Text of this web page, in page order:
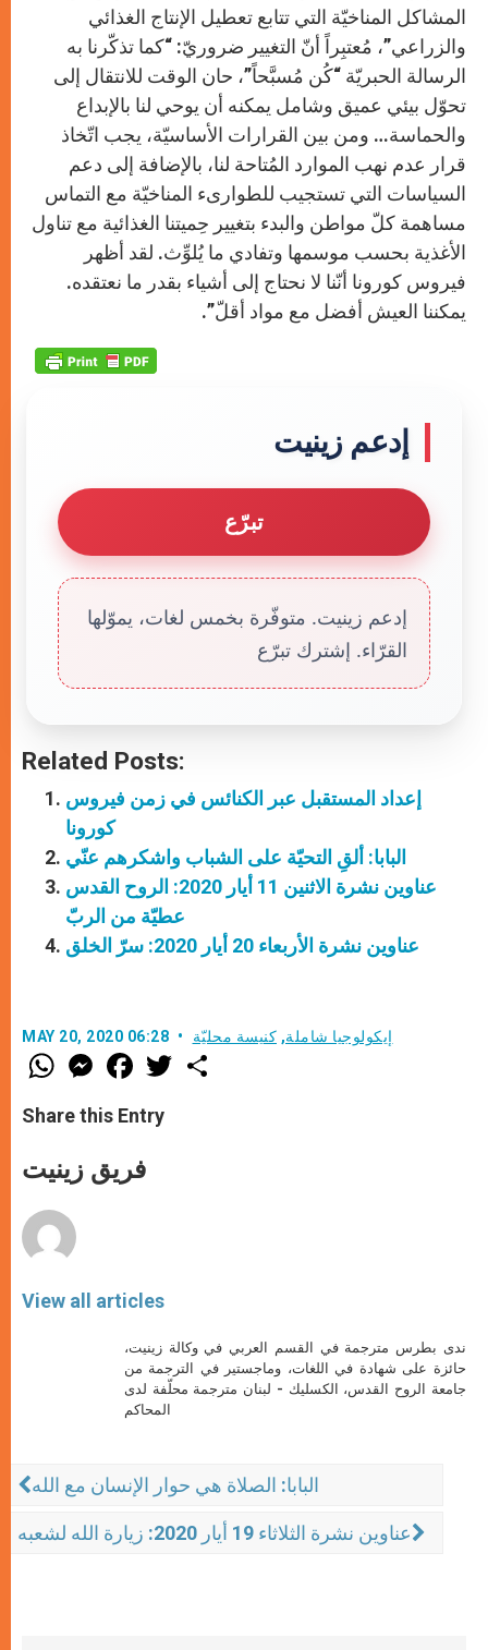
المشاكل المناخيّة التي تتابع تعطيل الإنتاج الغذائي
والزراعي”، مُعتبِراً أنّ التغيير ضروريّ: “كما تذكّرنا به
الرسالة الحبريّة “كُن مُسبَّحاً”، حان الوقت للانتقال إلى
تحوّل بيئي عميق وشامل يمكنه أن يوحي لنا بالإبداع
والحماسة… ومن بين القرارات الأساسيّة، يجب اتّخاذ
قرار عدم نهب الموارد المُتاحة لنا، بالإضافة إلى دعم
السياسات التي تستجيب للطوارىء المناخيّة مع التماس
مساهمة كلّ مواطن والبدء بتغيير حِميتنا الغذائية مع تناول
الأغذية بحسب موسمها وتفادي ما يُلوِّث. لقد أظهر
فيروس كورونا أنّنا لا نحتاج إلى أشياء بقدر ما نعتقده.
يمكننا العيش أفضل مع مواد أقلّ”.
إدعم زينيت
تبرّع
إدعم زينيت. متوفّرة بخمس لغات، يموّلها
القرّاء. إشترك تبرّع
Related Posts:
إعداد المستقبل عبر الكنائس في زمن فيروس
كورونا
البابا: ألقِ التحيّة على الشباب واشكرهم عنّي
عناوين نشرة الاثنين 11 أيار 2020: الروح القدس
عطيّة من الربّ
عناوين نشرة الأربعاء 20 أيار 2020: سرّ الخلق
MAY 20, 2020 06:28 إيكولوجيا شاملة, كنيسة محليّة
W
h
t
s
p
p
M
e
s
e
g
e
F
a
e
b
o
k
w
Share this Entry
فريق زينيت
View all articles
ندى بطرس مترجمة في القسم العربي في وكالة زينيت،
حائزة على شهادة في اللغات، وماجستير في الترجمة من
جامعة الروح القدس، الكسليك - لبنان مترجمة محلّفة لدى
المحاكم
البابا: الصلاة هي حوار الإنسان مع الله
عناوين نشرة الثلاثاء 19 أيار 2020: زيارة الله لشعبه